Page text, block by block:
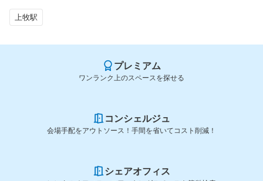
上牧駅
プレミアム
ワンランク上のスペースを探せる
コンシェルジュ
会場手配をアウトソース！手間を省いてコスト削減！
シェアオフィス